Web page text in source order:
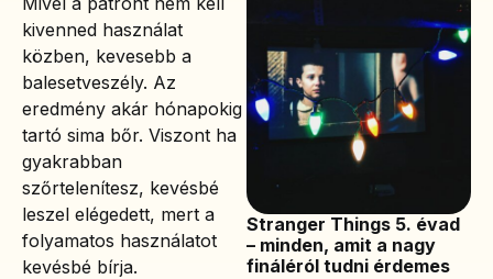
kivenned használat
közben, kevesebb a
balesetveszély. Az
eredmény akár hónapokig
tartó sima bőr. Viszont ha
gyakrabban
szőrtelenítesz, kevésbé
leszel elégedett, mert a
folyamatos használatot
kevésbé bírja.
Stranger Things 5. évad
– minden, amit a nagy
fináléról tudni érdemes